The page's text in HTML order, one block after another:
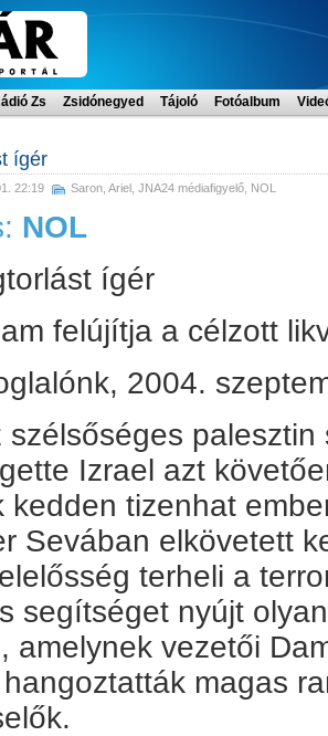
Zs Zsidónegyed Tájoló Fotóalbum
ígér
22:19 Saron, Ariel JNA24 médiafigyelő NOL
NOL
ígér
felújítja a célzott
2004.
szélsőséges
Izrael azt
kedden tizenhat
Sevában elkövetett
terheli a
segítséget nyújt
amelynek vezetői
magas